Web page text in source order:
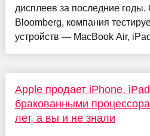
дисплеев за последние
Bloomberg, компания
устройств — MacBook Air,
Apple продает iPhone,
бракованными
лет, а вы и не знали